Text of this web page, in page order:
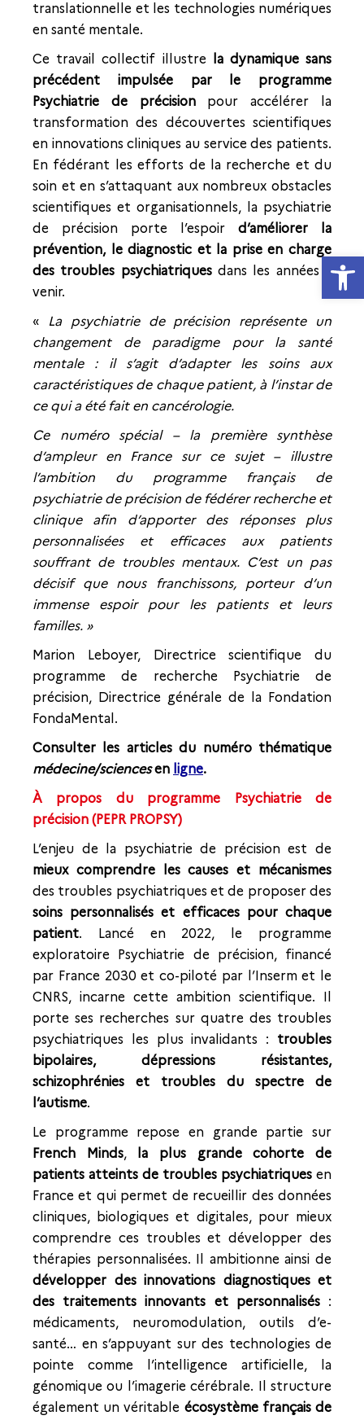
Ouvrir
translationnelle et les technologies numériques
en santé mentale.
Ce travail collectif illustre
la dynamique sans
précédent impulsée par le programme
Psychiatrie de précision pour accélérer la
transformation des découvertes scientifiques
en innovations cliniques au service des patients.
En fédérant les efforts de la recherche et du
soin et en s’attaquant aux nombreux obstacles
scientifiques et organisationnels, la psychiatrie
de précision porte l’espoir d’améliorer la
prévention, le diagnostic et la prise en charge
des troubles psychiatriques dans les années à
venir.
« La psychiatrie de précision représente un
changement de paradigme pour la santé
mentale : il s’agit d’adapter les soins aux
caractéristiques de chaque patient, à l’instar de
ce qui a été fait en cancérologie.
Ce numéro spécial – la première synthèse
d’ampleur en France sur ce sujet – illustre
l’ambition du programme français de
psychiatrie de précision de fédérer recherche et
clinique afin d’apporter des réponses plus
personnalisées et efficaces aux patients
souffrant de troubles mentaux. C’est un pas
décisif que nous franchissons, porteur d’un
immense espoir pour les patients et leurs
familles. »
Marion Leboyer, Directrice scientifique du
programme de recherche Psychiatrie de
précision, Directrice générale de la Fondation
FondaMental.
Consulter les articles du numéro thématique
médecine/sciencesen ligne.
À propos du programme Psychiatrie de
précision (PEPR PROPSY)
L’enjeu de la psychiatrie de précision est de
mieux comprendre les causes et mécanismes
des troubles psychiatriques et de proposer des
soins personnalisés et efficaces pour chaque
patient. Lancé en 2022, le programme
exploratoire Psychiatrie de précision, financé
par France 2030 et co-piloté par l’Inserm et le
CNRS, incarne cette ambition scientifique. Il
porte ses recherches sur quatre des troubles
psychiatriques les plus invalidants : troubles
bipolaires, dépressions résistantes,
schizophrénies et troubles du spectre de
l’autisme.
Le programme repose en grande partie sur
French Minds,la plus grande cohorte de
patients atteints de troubles psychiatriques en
France et qui permet de recueillir des données
cliniques, biologiques et digitales, pour mieux
comprendre ces troubles et développer des
thérapies personnalisées. Il ambitionne ainsi de
développer des innovations diagnostiques et
des traitements innovants et personnalisés:
médicaments, neuromodulation, outils d’e-
santé… en s’appuyant sur des technologies de
pointe comme l’intelligence artificielle, la
génomique ou l’imagerie cérébrale. Il structure
également un véritable écosystème français de